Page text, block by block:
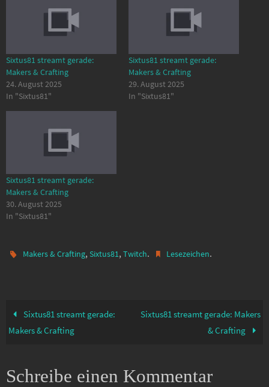
Sixtus81 streamt gerade:
Makers & Crafting
24. August 2025
In "Sixtus81"
Sixtus81 streamt gerade:
Makers & Crafting
29. August 2025
In "Sixtus81"
Sixtus81 streamt gerade:
Makers & Crafting
30. August 2025
In "Sixtus81"
Makers & Crafting,Sixtus81,Twitch. Lesezeichen.
Sixtus81 streamt gerade:
Makers & Crafting
Sixtus81 streamt gerade: Makers
& Crafting
Schreibe einen Kommentar